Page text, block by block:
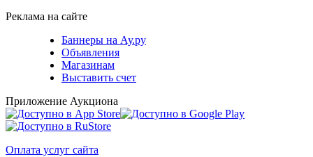
Реклама на сайте
Баннеры на Ау.ру
Объявления
Магазинам
Выставить счет
Приложение Аукциона
Оплата услуг сайта